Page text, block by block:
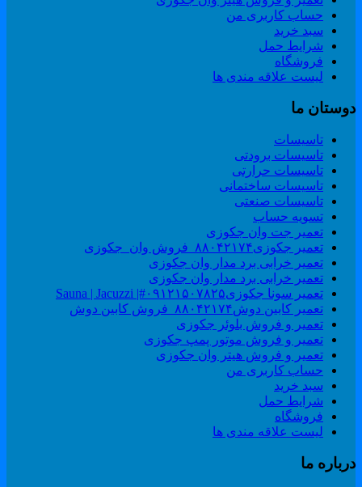
حساب کاربری من
سبد خرید
شرایط حمل
فروشگاه
لیست علاقه مندی ها
ما
تاسیسات
تاسیسات برودتی
تاسیسات حرارتی
تاسیسات ساختمانی
تاسیسات صنعتی
تسویه حساب
تعمیر جت وان جکوزی
تعمیر جکوزی۸۸۰۴۲۱۷۴_فروش وان_جکوزی
تعمیر خرابی برد مدار وان جکوزی
تعمیر خرابی برد مدار وان جکوزی
تعمیر سونا جکوزی۰۹۱۲۱۵۰۷۸۲۵#| Sauna | Jacuzzi
تعمیر کابین دوش۸۸۰۴۲۱۷۴_فروش کابین دوش
تعمیر و فروش بلوئر جکوزی
تعمیر و فروش موتور پمپ جکوزی
تعمیر و فروش هیتر وان جکوزی
حساب کاربری من
سبد خرید
شرایط حمل
فروشگاه
لیست علاقه مندی ها
ما